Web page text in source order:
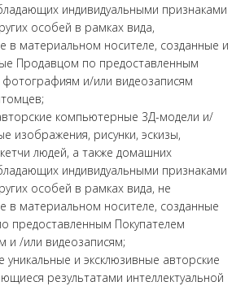
индивидуальными признаками
особей в рамках вида,
в материальном носителе, созданные и
Продавцом по предоставленным
фотографиям и/или видеозаписям
компьютерные 3Д-модели и/
изображения, рисунки, эскизы,
людей, а также домашних
индивидуальными признаками
особей в рамках вида, не
в материальном носителе, созданные
предоставленным Покупателем
и /или видеозаписям;
уникальные и эксклюзивные авторские
результатами интеллектуальной